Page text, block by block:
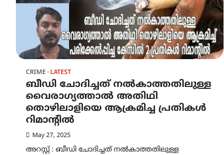
CRIME LATEST
ബീഡി ചോദിച്ചത് നൽകാത്തതിലുള്ള
വൈരാഗ്യത്താൽ അതിഥി
തൊഴിലാളിയെ ആക്രമിച്ച പ്രതികൾ
റിമാന്റിൽ
May 27, 2025
അറസ്റ്റ് : ബീഡി ചോദിച്ചത് നൽകാത്തതിലുള്ള